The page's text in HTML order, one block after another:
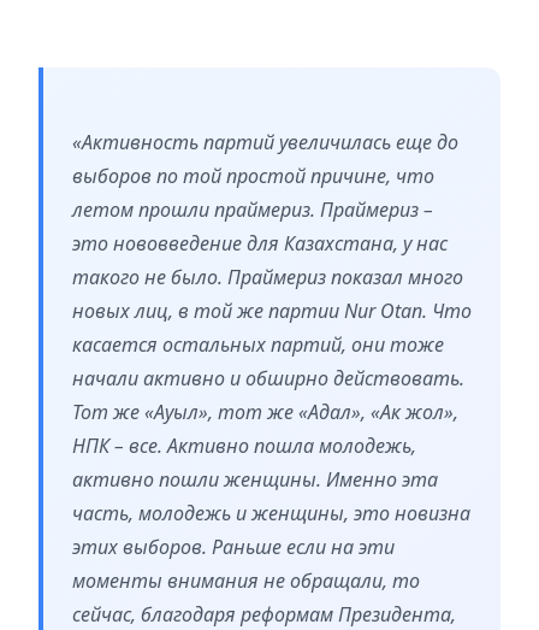
«Активность партий увеличилась еще до
выборов по той простой причине, что
летом прошли праймериз. Праймериз –
это нововведение для Казахстана, у нас
такого не было. Праймериз показал много
новых лиц, в той же партии Nur Otan. Что
касается остальных партий, они тоже
начали активно и обширно действовать.
Тот же «Ауыл», тот же «Адал», «Ак жол»,
НПК – все. Активно пошла молодежь,
активно пошли женщины. Именно эта
часть, молодежь и женщины, это новизна
этих выборов. Раньше если на эти
моменты внимания не обращали, то
сейчас, благодаря реформам Президента,